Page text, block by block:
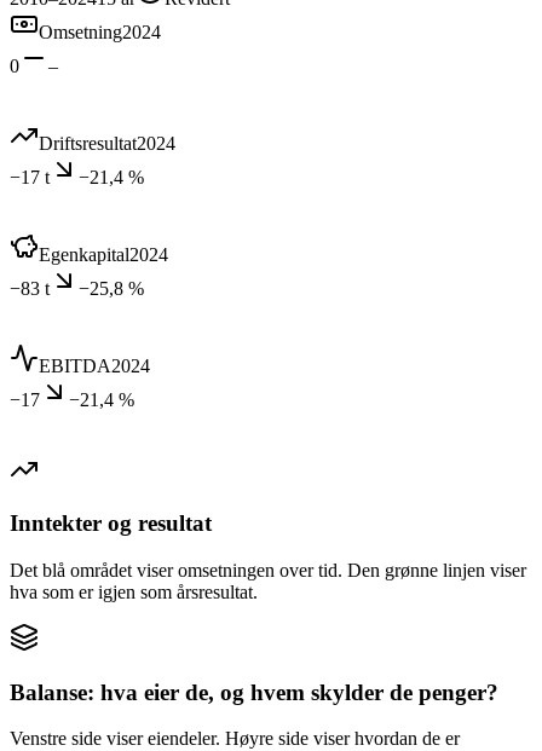
Omsetning2024
0
–
Driftsresultat2024
−17 t
−21,4 %
Egenkapital2024
−83 t
−25,8 %
EBITDA2024
−17
−21,4 %
Inntekter og resultat
Det blå området viser omsetningen over tid. Den grønne linjen viser
hva som er igjen som årsresultat.
Balanse: hva eier de, og hvem skylder de penger?
Venstre side viser eiendeler. Høyre side viser hvordan de er